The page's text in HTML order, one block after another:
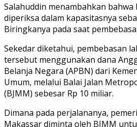
Salahuddin menambahkan bahwa
diperiksa dalam kapasitasnya
Biringkanya pada saat
Sekedar diketahui, pembebasan
tersebut menggunakan dana
Belanja Negara (APBN) dari
Umum, melalui Balai Jalan
(BJMM) sebesar Rp 10 miliar.
Dimana pada perjalananya,
Makassar diminta oleh BJMM